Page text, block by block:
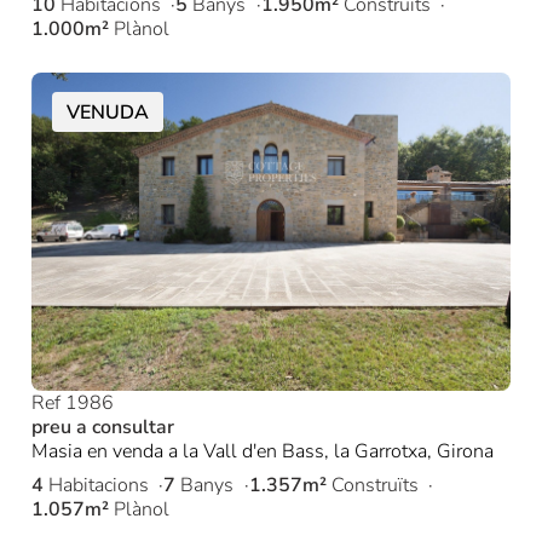
1.000m² Plànol
VENUDA
Ref 1986
preu a consultar
Masia en venda a la Vall d'en Bass, la Garrotxa, Girona
4 Habitacions 7 Banys 1.357m² Construïts
1.057m² Plànol